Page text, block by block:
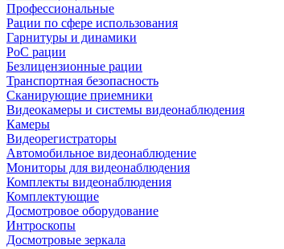
Профессиональные
Рации по сфере использования
Гарнитуры и динамики
PoC рации
Безлицензионные рации
Транспортная безопасность
Сканирующие приемники
Видеокамеры и системы видеонаблюдения
Камеры
Видеорегистраторы
Автомобильное видеонаблюдение
Мониторы для видеонаблюдения
Комплекты видеонаблюдения
Комплектующие
Досмотровое оборудование
Интроскопы
Досмотровые зеркала